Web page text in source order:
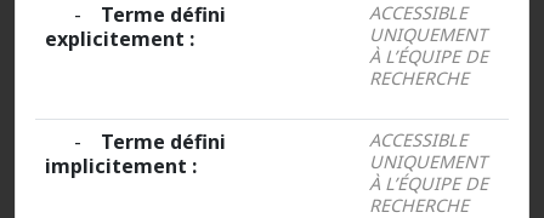
- Terme défini
explicitement :
ACCESSIBLE
UNIQUEMENT
À L’ÉQUIPE DE
RECHERCHE
- Terme défini
implicitement :
ACCESSIBLE
UNIQUEMENT
À L’ÉQUIPE DE
RECHERCHE